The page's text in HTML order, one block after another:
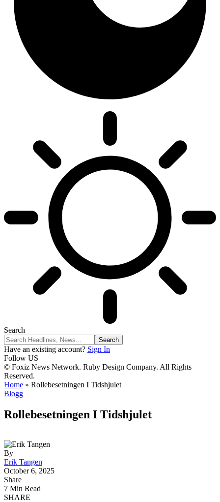
Search
Have an existing account? Sign In
Follow US
© Foxiz News Network. Ruby Design Company. All Rights
Reserved.
Home » Rollebesetningen I Tidshjulet
Blogg
Rollebesetningen I Tidshjulet
By
Erik Tangen
October 6, 2025
Share
7 Min Read
SHARE